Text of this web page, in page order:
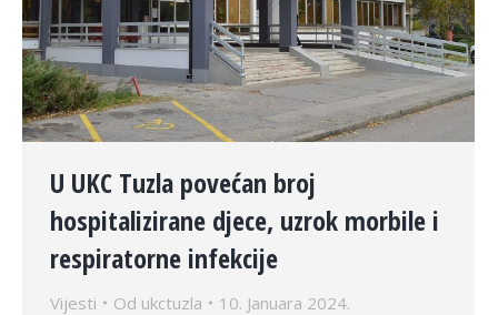
U UKC Tuzla povećan broj
hospitalizirane djece, uzrok morbile i
respiratorne infekcije
Vijesti Od ukctuzla 10. Januara 2024.